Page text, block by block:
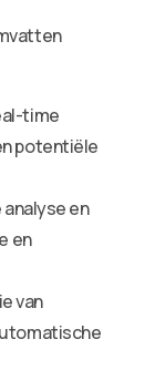
time
potentiële
en
en
van